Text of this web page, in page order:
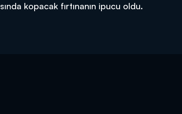
kopacak fırtınanın ipucu oldu.